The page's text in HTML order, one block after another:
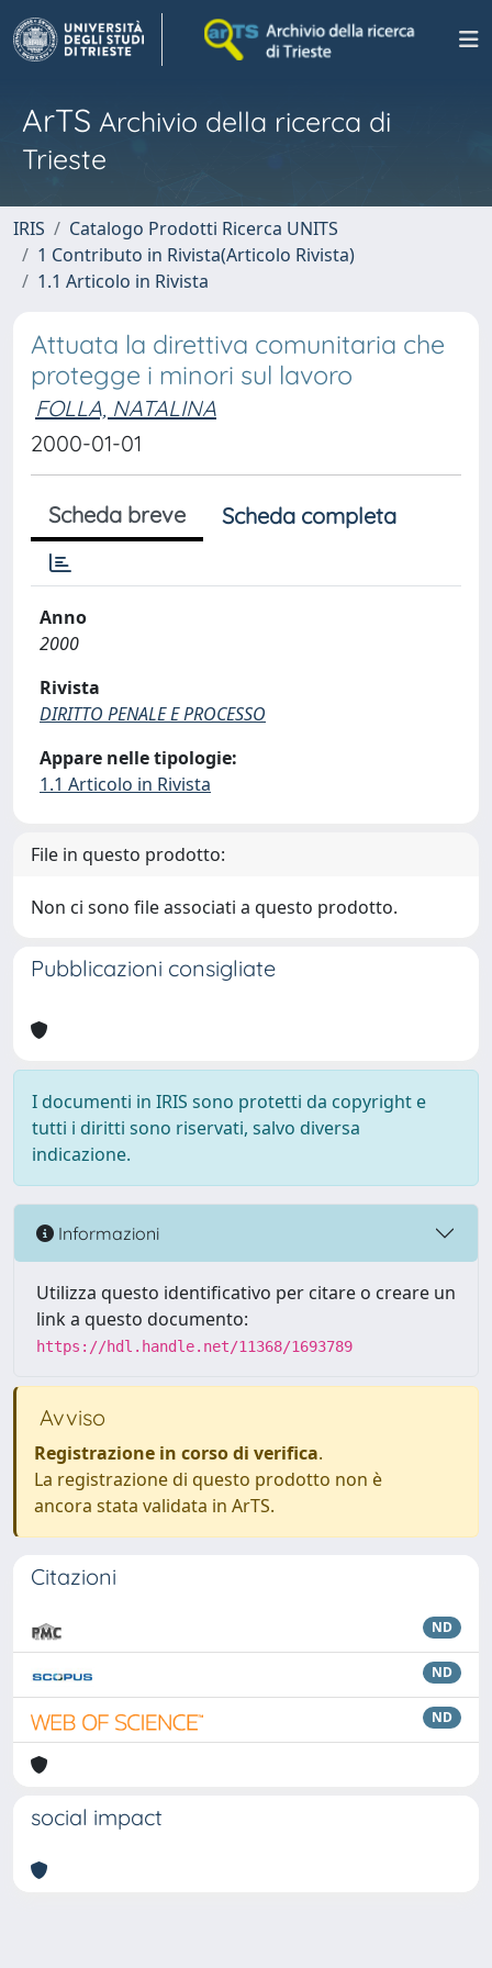
ArTS Archivio della ricerca di
Trieste
IRIS
Catalogo Prodotti Ricerca UNITS
1 Contributo in Rivista(Articolo Rivista)
1.1 Articolo in Rivista
Attuata la direttiva comunitaria che
protegge i minori sul lavoro
FOLLA, NATALINA
2000-01-01
Scheda breve Scheda completa
Anno
2000
Rivista
DIRITTO PENALE E PROCESSO
Appare nelle tipologie:
1.1 Articolo in Rivista
File in questo prodotto:
Non ci sono file associati a questo prodotto.
Pubblicazioni consigliate
I documenti in IRIS sono protetti da copyright e
tutti i diritti sono riservati, salvo diversa
indicazione.
Informazioni
Utilizza questo identificativo per citare o creare un
link a questo documento:
https://hdl.handle.net/11368/1693789
Avviso
Registrazione in corso di verifica.
La registrazione di questo prodotto non è
ancora stata validata in ArTS.
Citazioni
ND
ND
ND
social impact